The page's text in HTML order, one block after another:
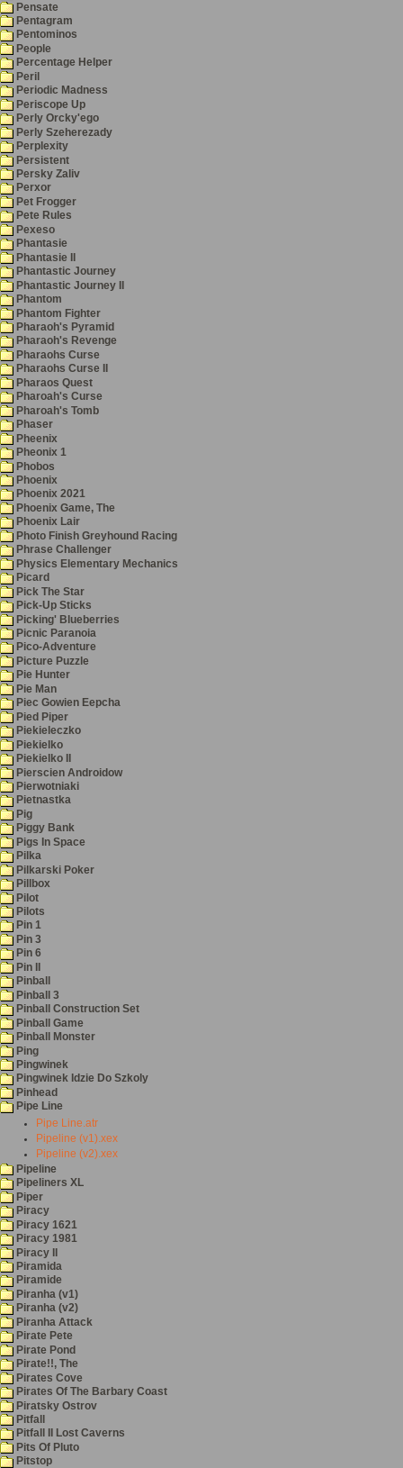
Pensate
Pentagram
Pentominos
People
Percentage Helper
Peril
Periodic Madness
Periscope Up
Perly Orcky'ego
Perly Szeherezady
Perplexity
Persistent
Persky Zaliv
Perxor
Pet Frogger
Pete Rules
Pexeso
Phantasie
Phantasie II
Phantastic Journey
Phantastic Journey II
Phantom
Phantom Fighter
Pharaoh's Pyramid
Pharaoh's Revenge
Pharaohs Curse
Pharaohs Curse II
Pharaos Quest
Pharoah's Curse
Pharoah's Tomb
Phaser
Pheenix
Pheonix 1
Phobos
Phoenix
Phoenix 2021
Phoenix Game, The
Phoenix Lair
Photo Finish Greyhound Racing
Phrase Challenger
Physics Elementary Mechanics
Picard
Pick The Star
Pick-Up Sticks
Picking' Blueberries
Picnic Paranoia
Pico-Adventure
Picture Puzzle
Pie Hunter
Pie Man
Piec Gowien Eepcha
Pied Piper
Piekieleczko
Piekielko
Piekielko II
Pierscien Androidow
Pierwotniaki
Pietnastka
Pig
Piggy Bank
Pigs In Space
Pilka
Pilkarski Poker
Pillbox
Pilot
Pilots
Pin 1
Pin 3
Pin 6
Pin II
Pinball
Pinball 3
Pinball Construction Set
Pinball Game
Pinball Monster
Ping
Pingwinek
Pingwinek Idzie Do Szkoly
Pinhead
Pipe Line
Pipe Line.atr
Pipeline (v1).xex
Pipeline (v2).xex
Pipeline
Pipeliners XL
Piper
Piracy
Piracy 1621
Piracy 1981
Piracy II
Piramida
Piramide
Piranha (v1)
Piranha (v2)
Piranha Attack
Pirate Pete
Pirate Pond
Pirate!!, The
Pirates Cove
Pirates Of The Barbary Coast
Piratsky Ostrov
Pitfall
Pitfall II Lost Caverns
Pits Of Pluto
Pitstop